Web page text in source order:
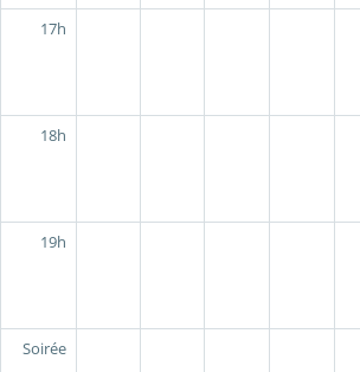
17h
18h
19h
Soirée